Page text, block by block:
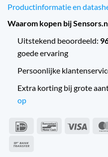
Productinformatie en
Waarom kopen bij
Uitstekend beoordeeld:
goede ervaring
Persoonlijke
Extra korting bij grote
op
IDeal BancontactVisa